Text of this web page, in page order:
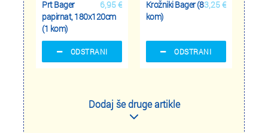
6,95 €
Prt Bager
papirnat, 180x120cm
(1 kom)
ODSTRANI
3,25 €
Krožniki Bager (8
kom)
ODSTRANI
Dodaj še druge artikle